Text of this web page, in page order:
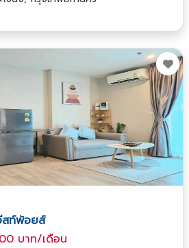
สท์พ้อยส์
บาท/เดือน